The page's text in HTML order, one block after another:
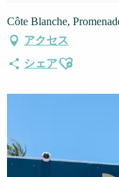
Côte Blanche,
アクセス
シェアAjouter aux